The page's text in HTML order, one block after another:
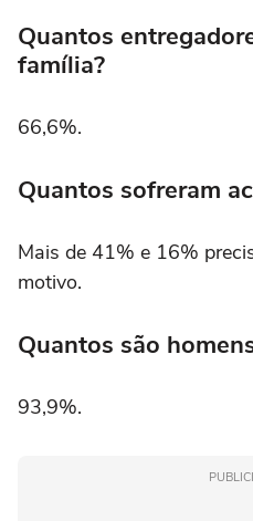
Quantos
família?
66,6%.
Quantos sofreram
Mais de 41% e 16%
motivo.
Quantos são
93,9%.